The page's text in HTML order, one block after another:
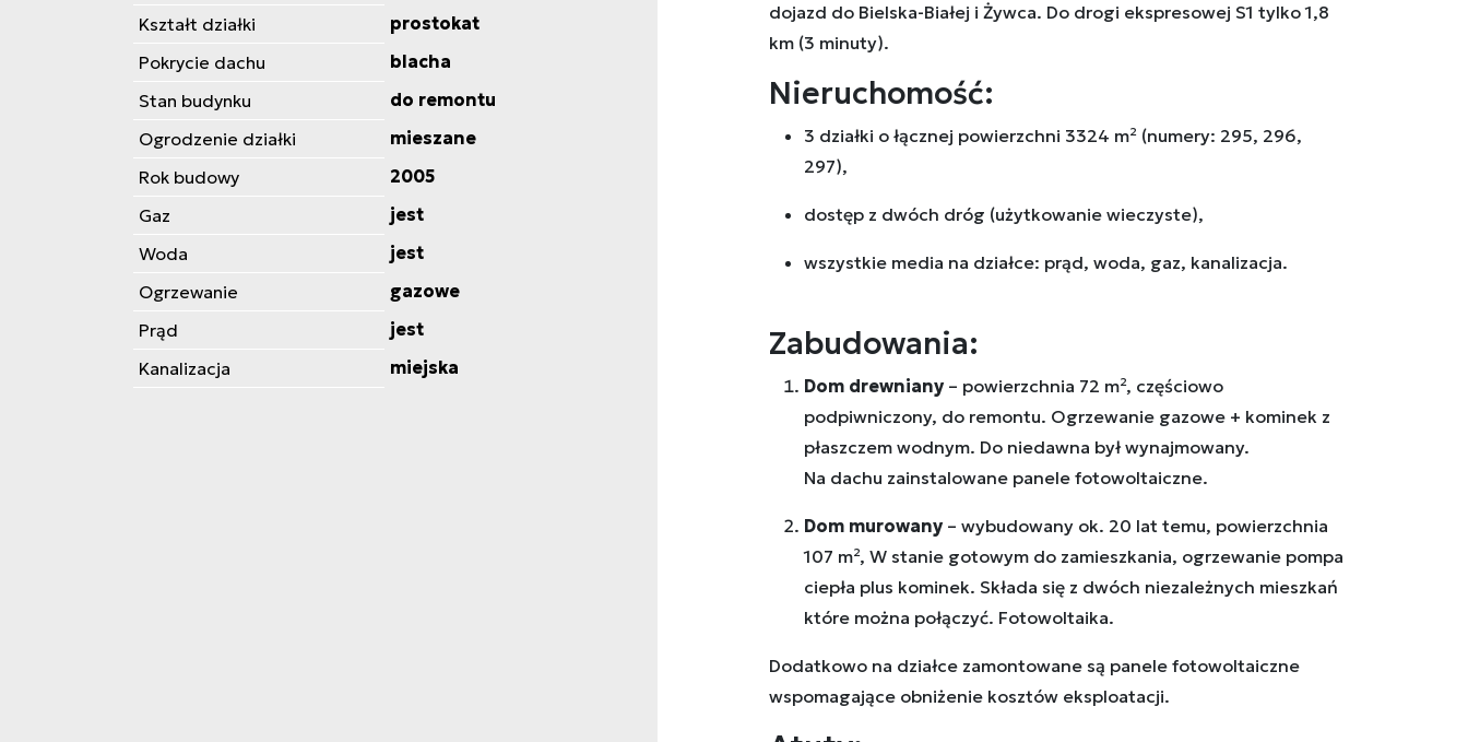
Kształt działki
prostokat
Pokrycie dachu
blacha
Stan budynku
do remontu
Ogrodzenie działki
mieszane
Rok budowy
2005
Gaz
jest
Woda
jest
Ogrzewanie
gazowe
Prąd
jest
Kanalizacja
miejska
dojazd do Bielska-Białej i Żywca. Do drogi ekspresowej S1 tylko 1,8
km (3 minuty).
Nieruchomość:
3 działki o łącznej powierzchni 3324 m² (numery: 295, 296,
297),
dostęp z dwóch dróg (użytkowanie wieczyste),
wszystkie media na działce: prąd, woda, gaz, kanalizacja.
Zabudowania:
Dom drewniany – powierzchnia 72 m², częściowo
podpiwniczony, do remontu. Ogrzewanie gazowe + kominek z
płaszczem wodnym. Do niedawna był wynajmowany.
Na dachu zainstalowane panele fotowoltaiczne.
Dom murowany – wybudowany ok. 20 lat temu, powierzchnia
107 m², W stanie gotowym do zamieszkania, ogrzewanie pompa
ciepła plus kominek. Składa się z dwóch niezależnych mieszkań
które można połączyć. Fotowoltaika.
Dodatkowo na działce zamontowane są panele fotowoltaiczne
wspomagające obniżenie kosztów eksploatacji.